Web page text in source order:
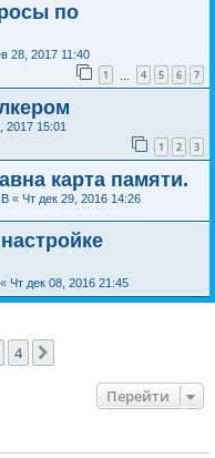
по
28, 2017 11:40
1 4 5 6 7
2017 15:01
1 2 3
карта памяти.
« Чт дек 29, 2016 14:26
« Чт дек 08, 2016 21:45
4
Перейти